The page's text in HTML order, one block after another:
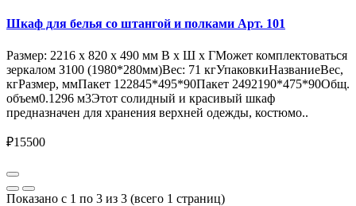
Шкаф для белья со штангой и полками Арт. 101
Размер: 2216 x 820 x 490 мм В x Ш x ГМожет комплектоваться
зеркалом З100 (1980*280мм)Вес: 71 кгУпаковкиНазваниеВес,
кгРазмер, ммПакет 122845*495*90Пакет 2492190*475*90Общ.
объем0.1296 м3Этот солидный и красивый шкаф
предназначен для хранения верхней одежды, костюмо..
₽15500
Показано с 1 по 3 из 3 (всего 1 страниц)